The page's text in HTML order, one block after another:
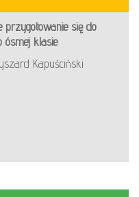
przygotowanie się do
ósmej klasie
Kapuściński